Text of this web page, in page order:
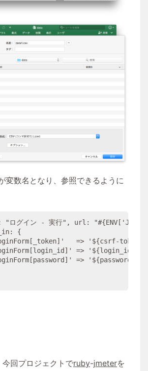
変数名となり、参照できるように
" ログイン - 実行" , url : "#{ENV[ '
: {
'
   =>
' ${csrf-token}
' => ' ${login_id}
' => ' ${password}
今回プロジェクトでruby-jmeterを